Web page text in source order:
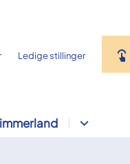
Ledige stillinger